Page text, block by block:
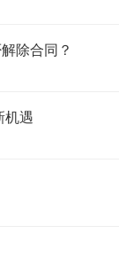
除合同？
机遇